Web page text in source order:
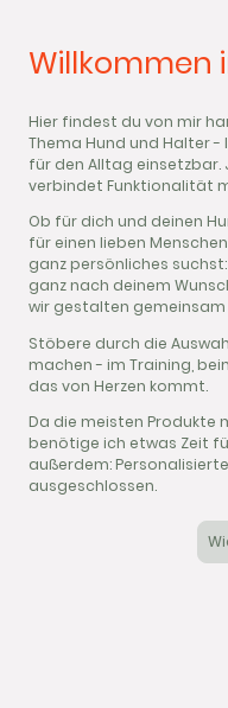
Willkommen
Hier findest du von mir
Thema Hund und Halter
für den Alltag einsetzbar.
verbindet Funktionalität
Ob für dich und deinen
für einen lieben
ganz persönliches
ganz nach deinem
wir gestalten gemeinsam
Stöbere durch die
machen - im Training,
das von Herzen kommt.
Da die meisten Produkte
benötige ich etwas Zeit
außerdem:
ausgeschlossen.